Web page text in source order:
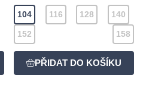
104 116 128 140
152 158